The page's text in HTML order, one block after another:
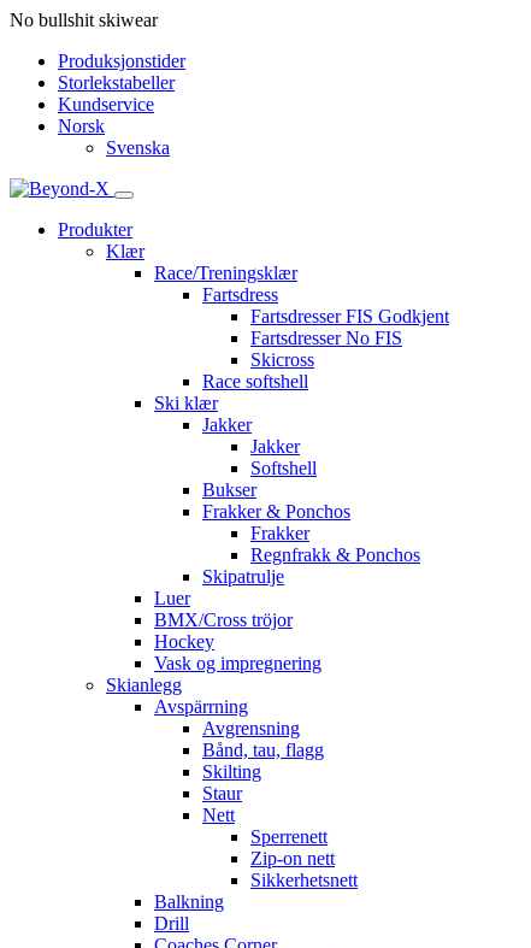
No bullshit skiwear
Produksjonstider
Storlekstabeller
Kundservice
Norsk
Svenska
Produkter
Klær
Race/Treningsklær
Fartsdress
Fartsdresser FIS Godkjent
Fartsdresser No FIS
Skicross
Race softshell
Ski klær
Jakker
Jakker
Softshell
Bukser
Frakker & Ponchos
Frakker
Regnfrakk & Ponchos
Skipatrulje
Luer
BMX/Cross tröjor
Hockey
Vask og impregnering
Skianlegg
Avspärrning
Avgrensning
Bånd, tau, flagg
Skilting
Staur
Nett
Sperrenett
Zip-on nett
Sikkerhetsnett
Balkning
Drill